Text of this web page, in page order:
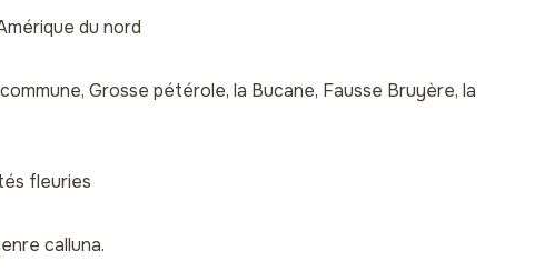
du nord
Grosse pétérole, la Bucane, Fausse Bruyère, la
fleuries
calluna.